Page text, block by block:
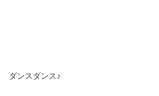
ダンスダンス♪